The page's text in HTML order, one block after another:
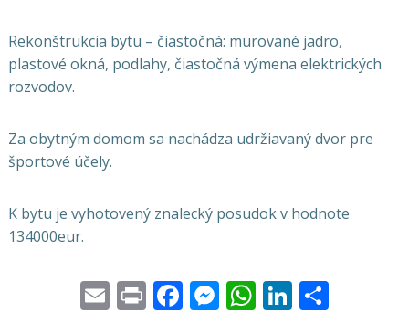
Rekonštrukcia bytu – čiastočná: murované jadro,
plastové okná, podlahy, čiastočná výmena elektrických
rozvodov.
Za obytným domom sa nachádza udržiavaný dvor pre
športové účely.
K bytu je vyhotovený znalecký posudok v hodnote
134000eur.
EmailPrintFacebook
Messenger
WhatsApp
LinkedIn